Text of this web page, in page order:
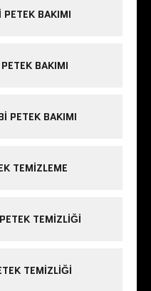
PETEK BAKIMI
BAKIMI
PETEK BAKIMI
TEMIZLEME
TEMIZLIĞI
TEMIZLIĞI